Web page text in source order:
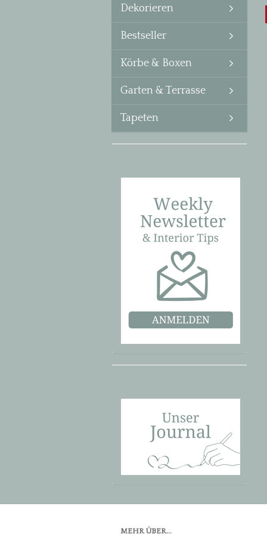
Dekorieren
Bestseller
Körbe & Boxen
Garten & Terrasse
Tapeten
MEHR ÜBER...